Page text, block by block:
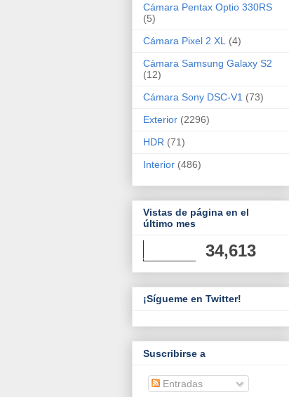
Cámara Pentax Optio 330RS
(5)
Cámara Pixel 2 XL
(4)
Cámara Samsung Galaxy S2
(12)
Cámara Sony DSC-V1 (73)
Exterior (2296)
HDR (71)
Interior (486)
Vistas de página en el
último mes
34,613
¡Sígueme en Twitter!
Suscribirse a
Entradas